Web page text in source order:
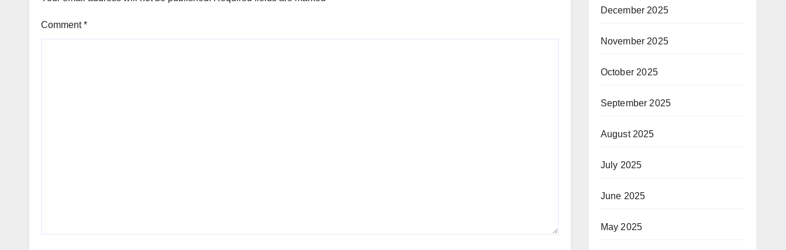
Comment*
December 2025
November 2025
October 2025
September 2025
August 2025
July 2025
June 2025
May 2025